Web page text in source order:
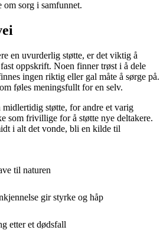
om sorg i samfunnet.
en uvurderlig støtte, er det viktig å
oppskrift. Noen finner trøst i å dele
ingen riktig eller gal måte å sørge på.
føles meningsfullt for en selv.
støtte, for andre et varig
som frivillige for å støtte nye deltakere.
i alt det vonde, bli en kilde til
til naturen
gir styrke og håp
etter et dødsfall